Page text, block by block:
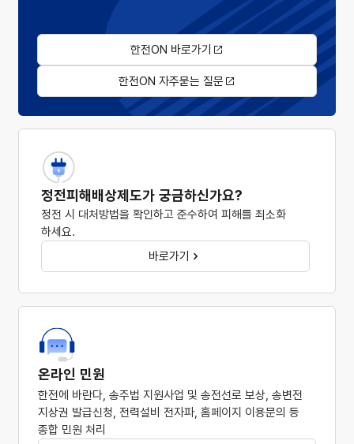
한전ON 바로가기
한전ON 자주묻는 질문
정전피해배상제도가 궁금하신가요?
정전 시 대처방법을 확인하고 준수하여 피해를 최소화
하세요.
바로가기
온라인 민원
한전에 바란다, 송주법 지원사업 및 송전선로 보상, 송변전
지상권 발급신청, 전력설비 전자파, 홈페이지 이용문의 등
종합 민원 처리